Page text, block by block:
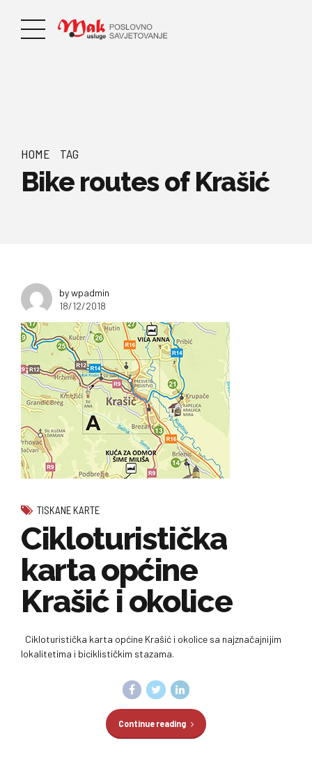
HOME TAG
Bike routes of Krašić
by wpadmin
18/12/2018
TISKANE KARTE
Cikloturistička
karta općine
Krašić i okolice
Cikloturistička karta općine Krašić i okolice sa najznačajnijim
lokalitetima i biciklističkim stazama.
Continue reading